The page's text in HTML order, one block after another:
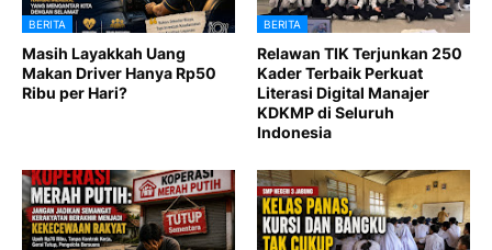
BERITA
Masih Layakkah Uang
Makan Driver Hanya Rp50
Ribu per Hari?
BERITA
Relawan TIK Terjunkan 250
Kader Terbaik Perkuat
Literasi Digital Manajer
KDKMP di Seluruh
Indonesia